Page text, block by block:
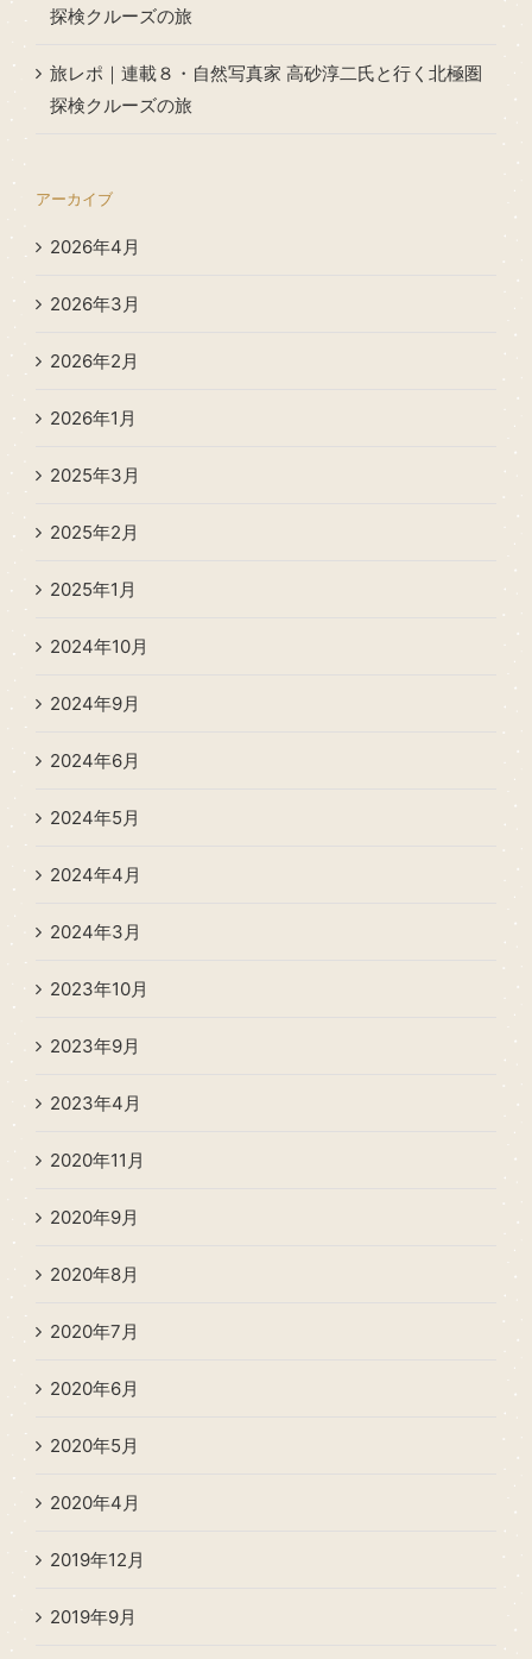
探検クルーズの旅
旅レポ｜連載８・自然写真家 高砂淳二氏と行く北極圏
探検クルーズの旅
アーカイブ
2026年4月
2026年3月
2026年2月
2026年1月
2025年3月
2025年2月
2025年1月
2024年10月
2024年9月
2024年6月
2024年5月
2024年4月
2024年3月
2023年10月
2023年9月
2023年4月
2020年11月
2020年9月
2020年8月
2020年7月
2020年6月
2020年5月
2020年4月
2019年12月
2019年9月